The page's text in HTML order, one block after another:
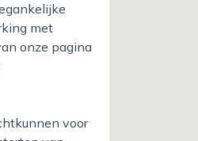
met
onze pagina